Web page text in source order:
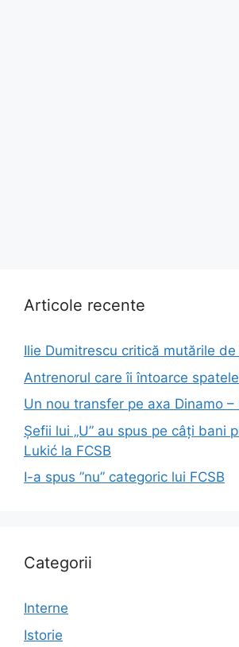
Articole recente
Ilie Dumitrescu critică mutările de
Antrenorul care îi întoarce
Un nou transfer pe axa Dinamo –
Șefii lui „U” au spus pe câți bani
Lukić la FCSB
I-a spus ”nu” categoric lui FCSB
Categorii
Interne
Istorie